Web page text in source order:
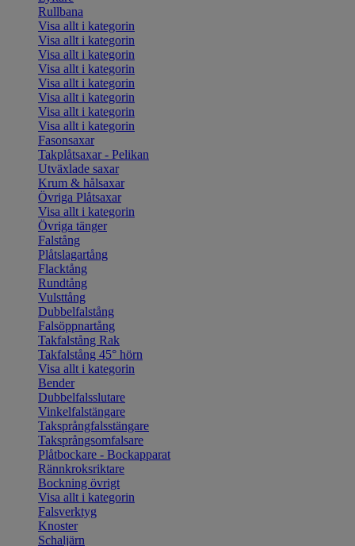
Rullbana
Visa allt i kategorin
Visa allt i kategorin
Visa allt i kategorin
Visa allt i kategorin
Visa allt i kategorin
Visa allt i kategorin
Visa allt i kategorin
Visa allt i kategorin
Fasonsaxar
Takplåtsaxar - Pelikan
Utväxlade saxar
Krum & hålsaxar
Övriga Plåtsaxar
Visa allt i kategorin
Övriga tänger
Falstång
Plåtslagartång
Flacktång
Rundtång
Vulsttång
Dubbelfalstång
Falsöppnartång
Takfalstång Rak
Takfalstång 45° hörn
Visa allt i kategorin
Bender
Dubbelfalsslutare
Vinkelfalstängare
Taksprångfalsstängare
Taksprångsomfalsare
Plåtbockare - Bockapparat
Rännkroksriktare
Bockning övrigt
Visa allt i kategorin
Falsverktyg
Knoster
Schaljärn